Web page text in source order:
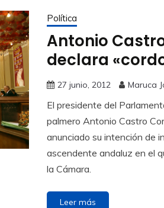
Política
Antonio
declara
27 junio, 2012 Maruca
El presidente del
palmero Antonio Castro
anunciado su intención de
ascendente andaluz en el
la Cámara.
Leer más